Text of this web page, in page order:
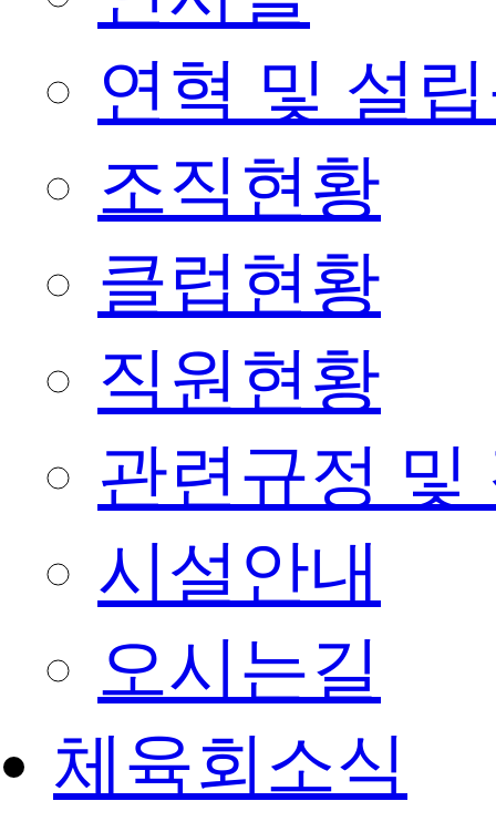
연혁 및 설
조직현황
클럽현황
직원현황
관련규정 및
시설안내
오시는길
체육회소식